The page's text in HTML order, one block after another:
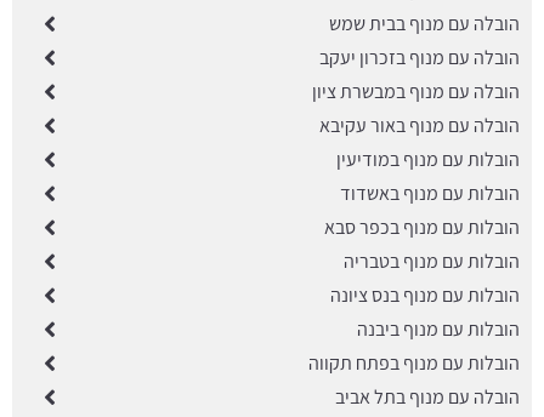
הובלה עם מנוף בבית שמש
הובלה עם מנוף בזכרון יעקב
הובלה עם מנוף במבשרת ציון
הובלה עם מנוף באור עקיבא
הובלות עם מנוף במודיעין
הובלות עם מנוף באשדוד
הובלות עם מנוף בכפר סבא
הובלות עם מנוף בטבריה
הובלות עם מנוף בנס ציונה
הובלות עם מנוף ביבנה
הובלות עם מנוף בפתח תקווה
הובלה עם מנוף בתל אביב